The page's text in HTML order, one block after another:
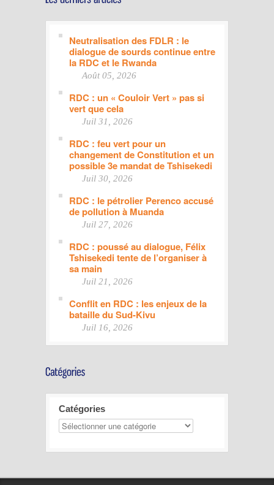
Neutralisation des FDLR : le
dialogue de sourds continue entre
la RDC et le Rwanda
Août 05, 2026
RDC : un « Couloir Vert » pas si
vert que cela
Juil 31, 2026
RDC : feu vert pour un
changement de Constitution et un
possible 3e mandat de Tshisekedi
Juil 30, 2026
RDC : le pétrolier Perenco accusé
de pollution à Muanda
Juil 27, 2026
RDC : poussé au dialogue, Félix
Tshisekedi tente de l’organiser à
sa main
Juil 21, 2026
Conflit en RDC : les enjeux de la
bataille du Sud-Kivu
Juil 16, 2026
Catégories